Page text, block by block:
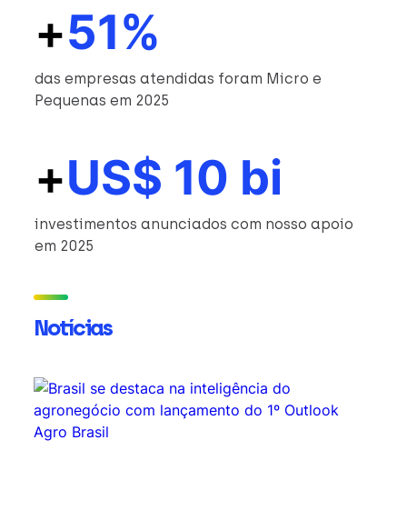
+51%
das empresas atendidas foram Micro e
Pequenas em 2025
+US$ 10 bi
investimentos anunciados com nosso apoio
em 2025
Notícias